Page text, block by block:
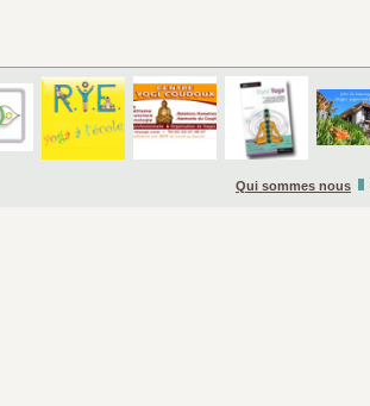
Qui sommes nous